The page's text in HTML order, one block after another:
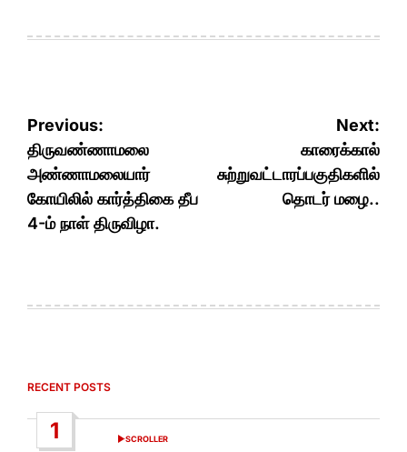
Post
navigation
Previous:
திருவண்ணாமலை
அண்ணாமலையார்
கோயிலில் கார்த்திகை தீப
4-ம் நாள் திருவிழா.
Next:
காரைக்கால்
சுற்றுவட்டாரப்பகுதிகளில்
தொடர் மழை..
RECENT POSTS
1
POSTED
SCROLLER